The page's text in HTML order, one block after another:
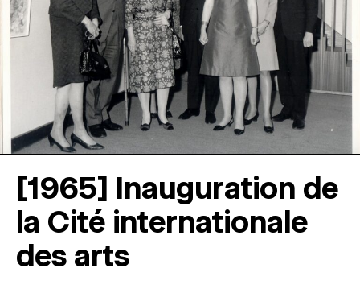
[1965] Inauguration de
la Cité internationale
des arts